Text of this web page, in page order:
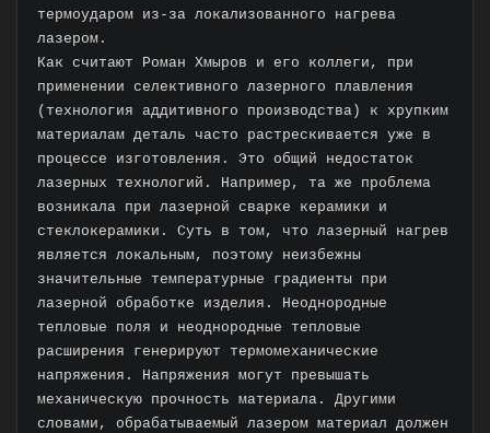
термоударом из-за локализованного нагрева
лазером.
Как считают Роман Хмыров и его коллеги, при
применении селективного лазерного плавления
(технология аддитивного производства) к хрупким
материалам деталь часто растрескивается уже в
процессе изготовления. Это общий недостаток
лазерных технологий. Например, та же проблема
возникала при лазерной сварке керамики и
стеклокерамики. Суть в том, что лазерный нагрев
является локальным, поэтому неизбежны
значительные температурные градиенты при
лазерной обработке изделия. Неоднородные
тепловые поля и неоднородные тепловые
расширения генерируют термомеханические
напряжения. Напряжения могут превышать
механическую прочность материала. Другими
словами, обрабатываемый лазером материал должен